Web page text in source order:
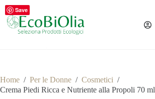
Salta
contenuto
Home / Per le Donne / Cosmetici /
Crema Piedi Ricca e Nutriente alla Propoli 70 ml
Save